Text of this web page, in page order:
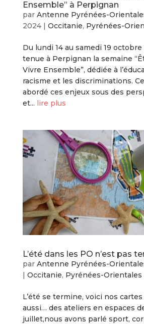
Ensemble” à Perpignan
par Antenne Pyrénées-
2024| Occitanie, Pyrénées-
Du lundi 14 au samedi 19 octobre
tenue à Perpignan la semaine
Vivre Ensemble”, dédiée à
racisme et les discriminations.
abordé ces enjeux sous des
et... lire plus
L’été dans les PO n’est pas
par Antenne Pyrénées-
| Occitanie, Pyrénées-Orientales
L’été se termine, voici nos
aussi… des ateliers en espaces
juillet,nous avons parlé sport,